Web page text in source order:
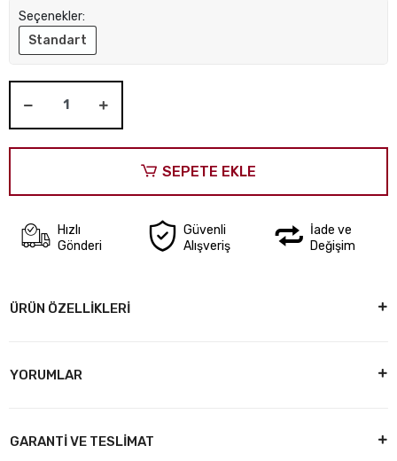
Seçenekler:
Standart
SEPETE EKLE
Hızlı
Gönderi
Güvenli
Alışveriş
İade ve
Değişim
ÜRÜN ÖZELLİKLERİ
YORUMLAR
GARANTİ VE TESLİMAT